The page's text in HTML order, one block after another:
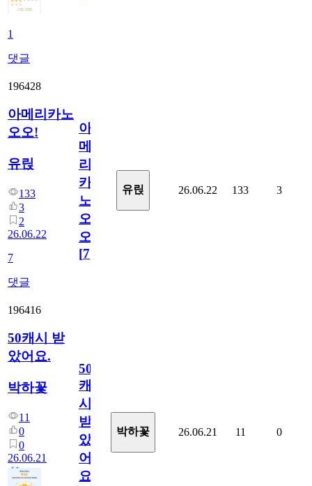
1
댓글
196428
아메리카노
오오!
유릱
133
3
2
26.06.22
7
댓글
아
메
리
카
노
오
오!
[7]
유릱 26.06.22 133 3
196416
50캐시 받
았어요.
박하꽃
11
0
0
26.06.21
50
캐
시
받
았
어
요.
박하꽃 26.06.21 11 0